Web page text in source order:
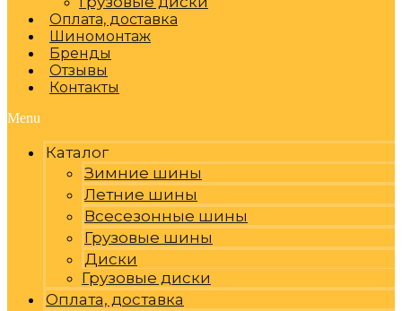
Оплата, доставка
Шиномонтаж
Бренды
Отзывы
Контакты
Menu
Каталог
Зимние шины
Летние шины
Всесезонные шины
Грузовые шины
Диски
Грузовые диски
Оплата, доставка